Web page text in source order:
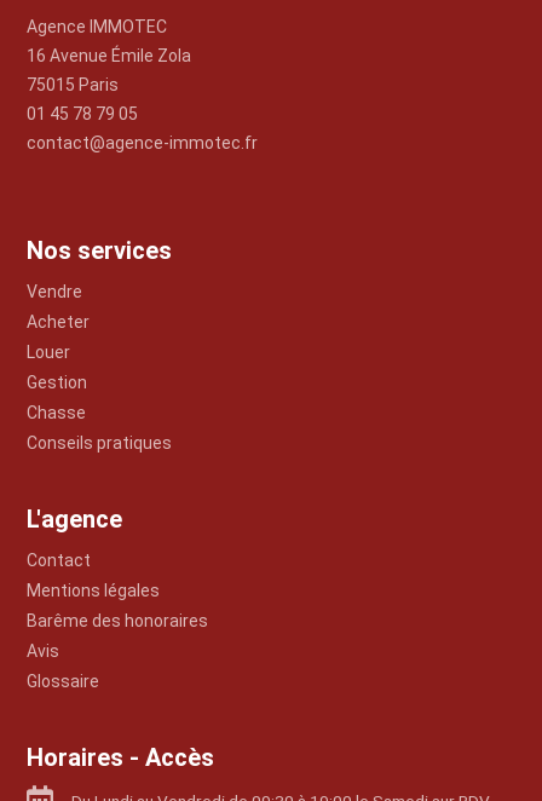
Agence IMMOTEC
16 Avenue Émile Zola
75015 Paris
01 45 78 79 05
contact@agence-immotec.fr
Nos services
Vendre
Acheter
Louer
Gestion
Chasse
Conseils pratiques
L'agence
Contact
Mentions légales
Barême des honoraires
Avis
Glossaire
Horaires - Accès